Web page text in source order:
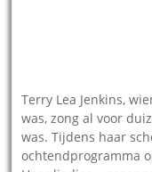
Terry Lea Jenkins,
was, zong al voor
was. Tijdens haar
ochtendprogramma